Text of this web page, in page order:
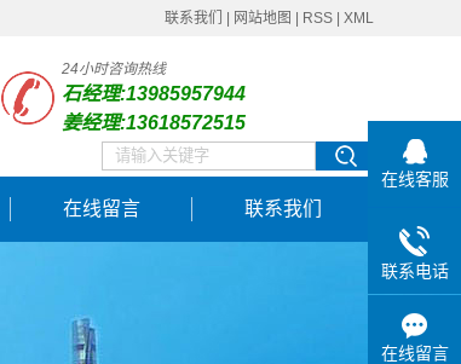
联系我们 网站地图 RSS XML
24小时咨询热线
石经理:13985957944
姜经理:13618572515
在线留言 联系我们
在线客服
联系电话
在线留言